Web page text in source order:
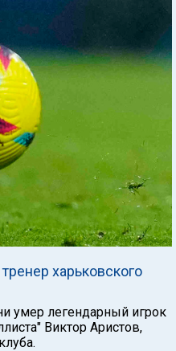
харьковского
умер легендарный игрок
Виктор Аристов,